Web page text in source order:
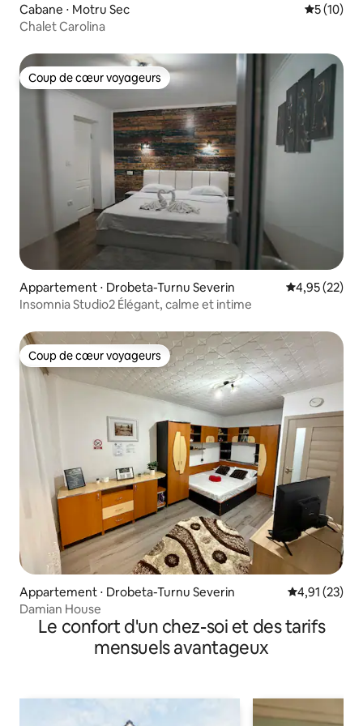
Cabane ⋅ Motru Sec
5 (10)
Chalet Carolina
Coup de cœur voyageurs
Coup de cœur voyageurs
Appartement ⋅ Drobeta-Turnu Severin Évaluation
4,95 (22)
Insomnia Studio2 Élégant, calme et intime
Coup de cœur voyageurs
Coup de cœur voyageurs
Appartement ⋅ Drobeta-Turnu Severin Évaluation
4,91 (23)
Damian House
Le confort d'un chez-soi et des tarifs
mensuels avantageux